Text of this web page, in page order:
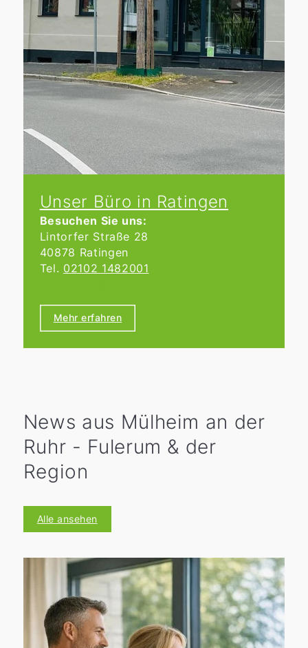
Unser Büro in Ratingen
Besuchen Sie uns:
Lintorfer Straße 28
40878 Ratingen
Tel. 02102 1482001
Wir haben von Montag bis Donnerstag
von 9:00 bis 17:00 Uhr und Freitag von
9:00 bis 15:00 Uhr für Sie geöffnet.
Mehr erfahren
News aus Mülheim an der
Ruhr - Fulerum & der
Region
Alle ansehen